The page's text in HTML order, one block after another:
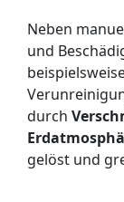
Neben
und
durch
gelöst und